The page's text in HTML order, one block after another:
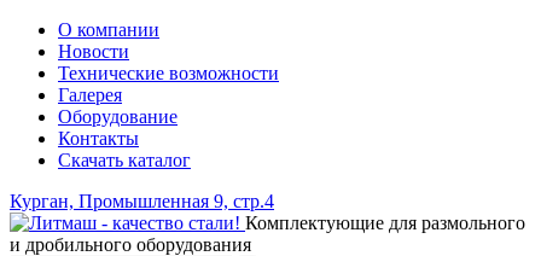
О компании
Новости
Технические возможности
Галерея
Оборудование
Контакты
Скачать каталог
Курган, Промышленная 9, стр.4
Комплектующие для размольного
и дробильного оборудования